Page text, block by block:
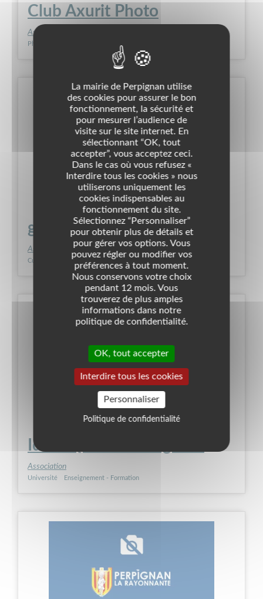
Club Axurit Photo
Association
Photos/Visa
galaxy 66
Association
Culture
Idem Question de genre
Association
Université Enseignement - Formation
La mairie de Perpignan utilise
des cookies pour assurer le bon
fonctionnement, la sécurité et
pour mesurer l’audience de
visite sur le site internet. En
sélectionnant “OK, tout
accepter”, vous acceptez ceci.
Dans le cas où vous refusez «
Interdire tous les cookies » nous
utiliserons uniquement les
cookies indispensables au
fonctionnement du site.
Sélectionnez “Personnaliser”
pour obtenir plus de détails et
pour gérer vos options. Vous
pouvez régler ou modifier vos
préférences à tout moment.
Nous conservons votre choix
pendant 12 mois. Vous
trouverez de plus amples
informations dans notre
politique de confidentialité.
OK, tout accepter
Interdire tous les cookies
Personnaliser
Politique de confidentialité